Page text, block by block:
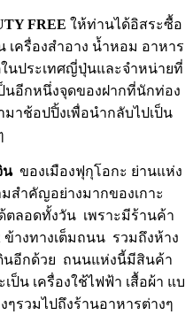
FREE ให้ท่านได้อิสระซื้อ
เครื่องสำอาง น้ำหอม อาหาร
นประเทศญี่ปุ่นและจำหน่ายที่
นอีกหนึ่งจุดของฝากที่นักท่อง
มาช้อปปิ้งเพื่อนำกลับไปเป็น
นของเมืองฟุกุโอกะ ย่านแห่ง
สำคัญอย่างมากของเกาะ
ลอดทั้งวัน เพราะมีร้านค้า
ข้างทางเต็มถนน รวมถึงห้าง
นอีกด้วย ถนนแห่งนี้มีสินค้า
ป็น เครื่องใช้ไฟฟ้า เสื้อผ้า แบ
ๆรวมไปถึงร้านอาหารต่างๆ